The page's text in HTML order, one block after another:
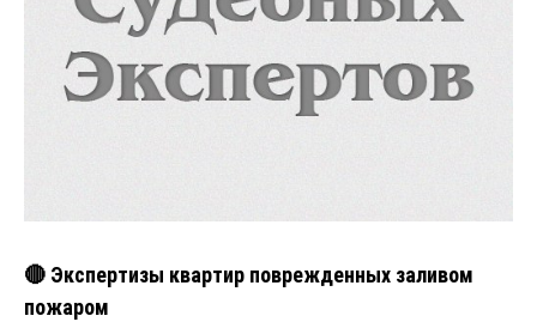
🔴 Экспертизы квартир поврежденных заливом
пожаром